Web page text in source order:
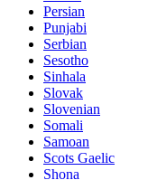
Persian
Punjabi
Serbian
Sesotho
Sinhala
Slovak
Slovenian
Somali
Samoan
Scots Gaelic
Shona